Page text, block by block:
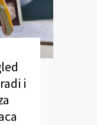
i